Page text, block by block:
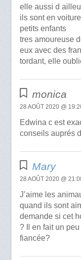
elle aussi d
ils sont en
petits enfants
tres amoureuse
eux avec des
tordant, elle
monica
28 AOÛT 2020 @
Edwina c est
conseils auprés
Mary
28 AOÛT 2020 @
J’aime les
quand ils sont
demande si cet
? Il en fait un
fiancée?